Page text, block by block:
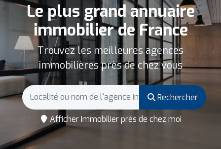
Le plus grand annuaire
immobilier de France
Trouvez les meilleures agences
immobilières près de chez vous
Rechercher
Afficher Immobilier près de chez moi